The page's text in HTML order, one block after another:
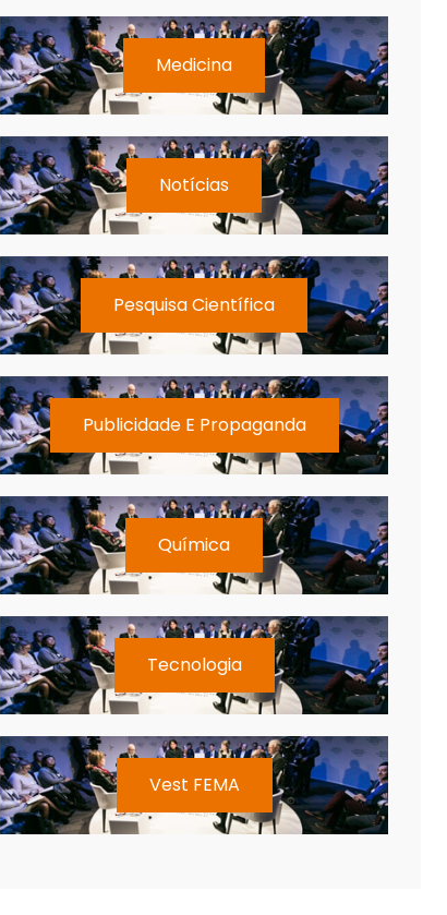
Medicina
Notícias
Pesquisa Científica
Publicidade E Propaganda
Química
Tecnologia
Vest FEMA